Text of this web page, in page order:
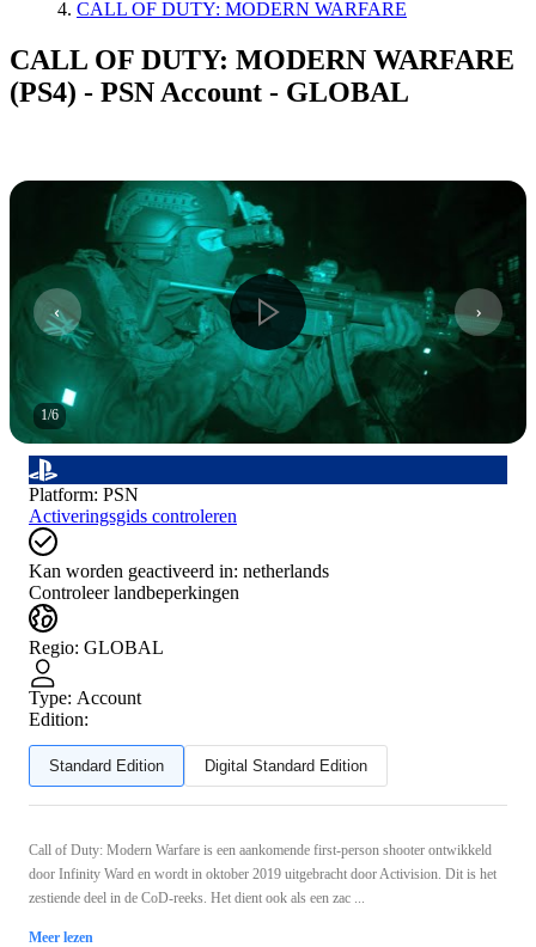
CALL OF DUTY: MODERN WARFARE
CALL OF DUTY: MODERN WARFARE
(PS4) - PSN Account - GLOBAL
1/6
Platform: PSN
Activeringsgids controleren
Kan worden geactiveerd in: netherlands
Controleer landbeperkingen
Regio: GLOBAL
Type: Account
Edition:
Standard Edition Digital Standard Edition
Call of Duty: Modern Warfare is een aankomende first-person shooter ontwikkeld
door Infinity Ward en wordt in oktober 2019 uitgebracht door Activision. Dit is het
zestiende deel in de CoD-reeks. Het dient ook als een zac ...
Meer lezen